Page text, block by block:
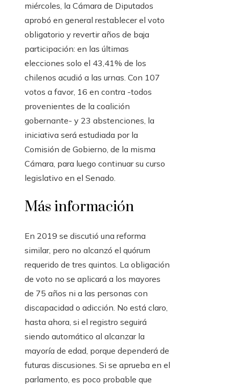
miércoles, la Cámara de Diputados
aprobó en general restablecer el voto
obligatorio y revertir años de baja
participación: en las últimas
elecciones solo el 43,41% de los
chilenos acudió a las urnas. Con 107
votos a favor, 16 en contra -todos
provenientes de la coalición
gobernante- y 23 abstenciones, la
iniciativa será estudiada por la
Comisión de Gobierno, de la misma
Cámara, para luego continuar su curso
legislativo en el Senado.
Más información
En 2019 se discutió una reforma
similar, pero no alcanzó el quórum
requerido de tres quintos. La obligación
de voto no se aplicará a los mayores
de 75 años ni a las personas con
discapacidad o adicción. No está claro,
hasta ahora, si el registro seguirá
siendo automático al alcanzar la
mayoría de edad, porque dependerá de
futuras discusiones. Si se aprueba en el
parlamento, es poco probable que